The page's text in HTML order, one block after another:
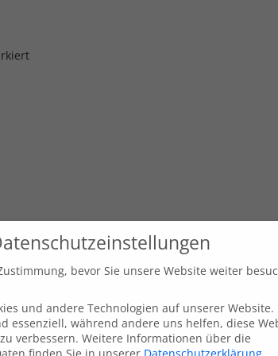
speichern.
bevor Sie unsere Website weiter
und andere Technologien auf unserer Website.
essenziell, während andere uns helfen, diese
verbessern. Weitere Informationen über die
finden Sie in unserer Datenschutzerklärung.